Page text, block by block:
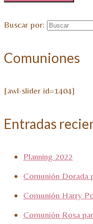
Buscar por:
Comuniones
[awl-slider id=1404]
Entradas
Planning 2022
Comunión Dorada
Comunión Harry
Comunión Rosa